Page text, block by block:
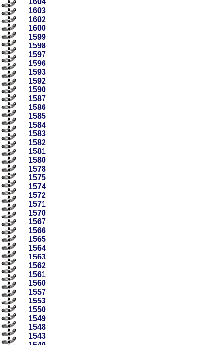
1604
1603
1602
1600
1599
1598
1597
1596
1593
1592
1590
1587
1586
1585
1584
1583
1582
1581
1580
1578
1575
1574
1572
1571
1570
1567
1566
1565
1564
1563
1562
1561
1560
1557
1553
1550
1549
1548
1543